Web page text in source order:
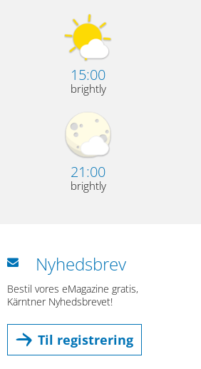
15:00
brightly
21:00
brightly
Nyhedsbrev
Bestil vores eMagazine gratis,
Kärntner Nyhedsbrevet!
Til registrering